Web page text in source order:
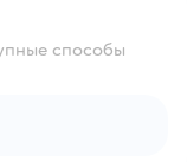
способы